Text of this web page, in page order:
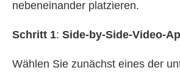
nebeneinander platzieren.
Schritt 1:
Wählen Sie zunächst eines der